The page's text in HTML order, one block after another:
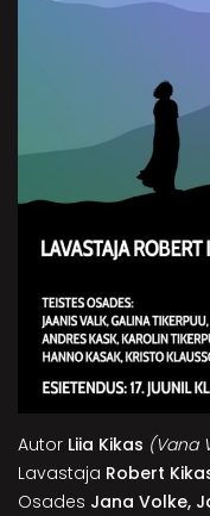
Autor Liia Kikas (Vana
Lavastaja Robert
Osades Jana Volke,